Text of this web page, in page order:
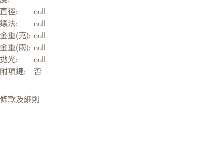
直徑:
null
鑲法:
null
金重(克): null
金重(兩): null
拋光:
null
附項鏈:
否
條款及細則